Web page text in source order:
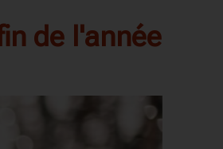
de l'année